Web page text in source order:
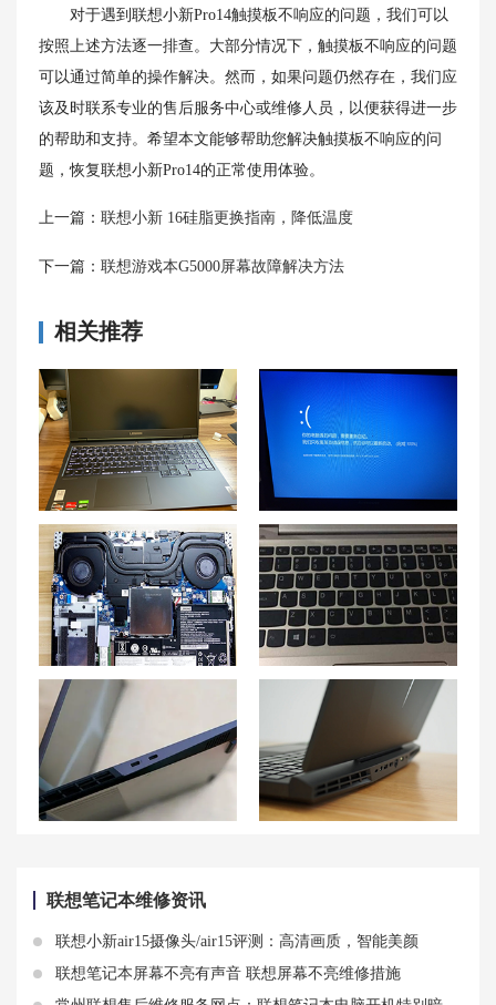
对于遇到联想小新Pro14触摸板不响应的问题，我们可以
按照上述方法逐一排查。大部分情况下，触摸板不响应的问题
可以通过简单的操作解决。然而，如果问题仍然存在，我们应
该及时联系专业的售后服务中心或维修人员，以便获得进一步
的帮助和支持。希望本文能够帮助您解决触摸板不响应的问
题，恢复联想小新Pro14的正常使用体验。
上一篇： 联想小新 16硅脂更换指南，降低温度
下一篇： 联想游戏本G5000屏幕故障解决方法
相关推荐
联想拯救者R7000P笔记本开机黑屏怎么办？ 联想电脑开不了机自救,显示修复怎么办 win11陷入自动修复死循环解决方案
联想游戏本G5000风扇噪音处理技巧 联想小新Pro16笔记本键盘按键无法输入的处理方法
联想笔记本维修资讯
联想小新air15摄像头/air15评测：高清画质，智能美颜
联想笔记本屏幕不亮有声音 联想屏幕不亮维修措施